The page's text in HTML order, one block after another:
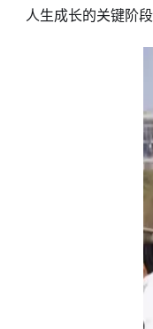
人生成长的关键阶